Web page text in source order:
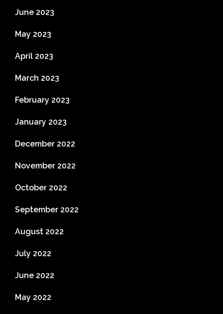
June 2023
May 2023
April 2023
March 2023
February 2023
January 2023
December 2022
November 2022
October 2022
September 2022
August 2022
July 2022
June 2022
May 2022